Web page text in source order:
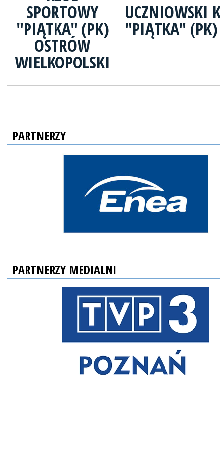
UCZNIOWSKI
"PIĄTKA" (PK)
PARTNERZY
PARTNERZY MEDIALNI